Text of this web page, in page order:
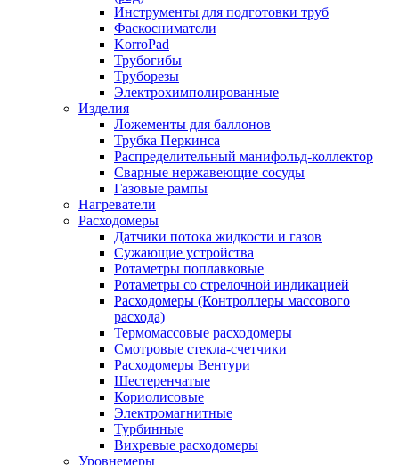
Инструменты для подготовки труб
Фаскосниматели
KorroPad
Трубогибы
Труборезы
Электрохимполированные
Изделия
Ложементы для баллонов
Трубка Перкинса
Распределительный манифольд-коллектор
Сварные нержавеющие сосуды
Газовые рампы
Нагреватели
Расходомеры
Датчики потока жидкости и газов
Сужающие устройства
Ротаметры поплавковые
Ротаметры со стрелочной индикацией
Расходомеры (Контроллеры массового
расхода)
Термомассовые расходомеры
Смотровые стекла-счетчики
Расходомеры Вентури
Шестеренчатые
Кориолисовые
Электромагнитные
Турбинные
Вихревые расходомеры
Уровнемеры